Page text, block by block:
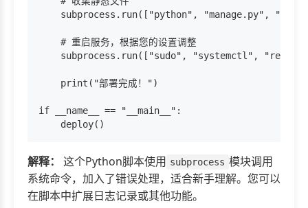
subprocess.run(["python", "manage.py",
    # 重启服务，根据您的设置调整
subprocess.run(["sudo", "systemctl",
    print("部署完成！")
if __name__ == "__main__":
解释： 这个Python脚本使用 subprocess 模块调用
系统命令，加入了错误处理，适合新手理解。您可以
在脚本中扩展日志记录或其他功能。